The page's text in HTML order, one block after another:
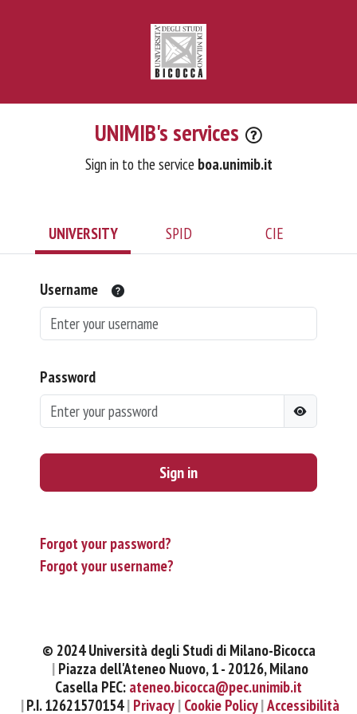
UNIMIB's services
Sign in to the service boa.unimib.it
UNIVERSITY SPID CIE
Username
Password
Sign in
Forgot your password?
Forgot your username?
© 2024 Università degli Studi di Milano-Bicocca
Piazza dell'Ateneo Nuovo, 1 - 20126, Milano
Casella PEC: ateneo.bicocca@pec.unimib.it
P.I. 12621570154 Privacy Cookie Policy Accessibilità